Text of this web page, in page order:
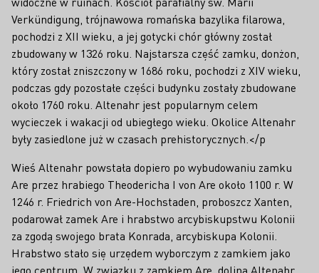
Verkündigung, trójnawowa romańska bazylika filarowa,
pochodzi z XII wieku, a jej gotycki chór główny został
zbudowany w 1326 roku. Najstarsza część zamku, donżon,
który został zniszczony w 1686 roku, pochodzi z XIV wieku,
podczas gdy pozostałe części budynku zostały zbudowane
około 1760 roku. Altenahr jest popularnym celem
wycieczek i wakacji od ubiegłego wieku. Okolice Altenahr
były zasiedlone już w czasach prehistorycznych.</p
Wieś Altenahr powstała dopiero po wybudowaniu zamku
Are przez hrabiego Theodericha I von Are około 1100 r. W
1246 r. Friedrich von Are-Hochstaden, proboszcz Xanten,
podarował zamek Are i hrabstwo arcybiskupstwu Kolonii
za zgodą swojego brata Konrada, arcybiskupa Kolonii.
Hrabstwo stało się urzędem wyborczym z zamkiem jako
jego centrum. W związku z zamkiem Are, dolina Altenahr